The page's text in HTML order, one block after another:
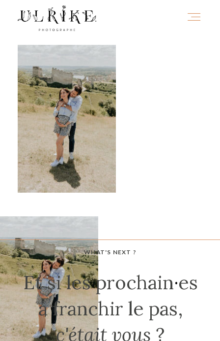
WHAT'S NEXT ?
Et si les prochain·es
à franchir le pas,
c'était vous ?
A PROPOS
PORTFOLIO
INFOS
JOURNAL
CONTACT